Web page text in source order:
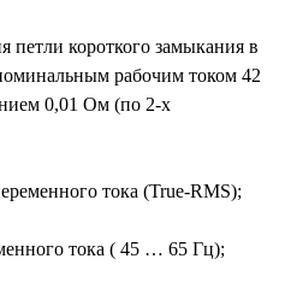
петли короткого замыкания в
рабочим током 42
0,01 Ом (по 2-х
тока (True-RMS);
тока ( 45 … 65 Гц);